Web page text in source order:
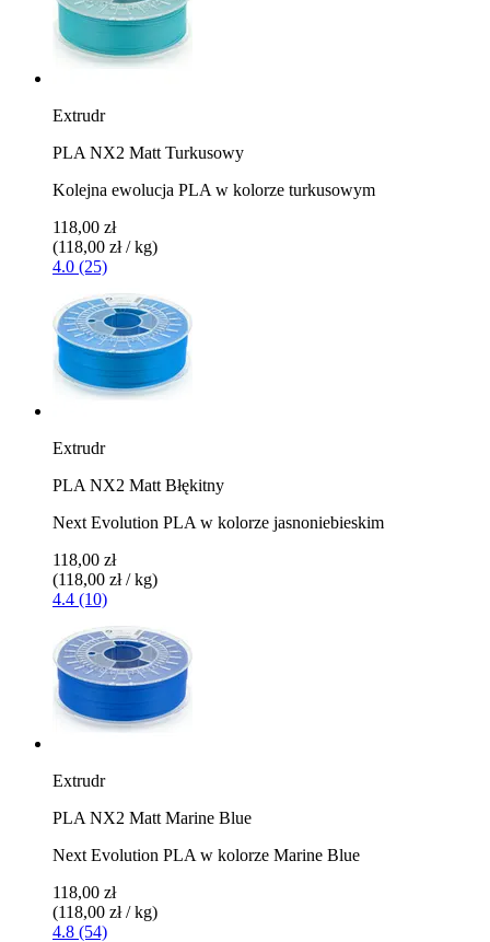
Extrudr
PLA NX2 Matt Turkusowy
Kolejna ewolucja PLA w kolorze turkusowym
118,00 zł
(118,00 zł / kg)
4.0 (25)
Extrudr
PLA NX2 Matt Błękitny
Next Evolution PLA w kolorze jasnoniebieskim
118,00 zł
(118,00 zł / kg)
4.4 (10)
Extrudr
PLA NX2 Matt Marine Blue
Next Evolution PLA w kolorze Marine Blue
118,00 zł
(118,00 zł / kg)
4.8 (54)